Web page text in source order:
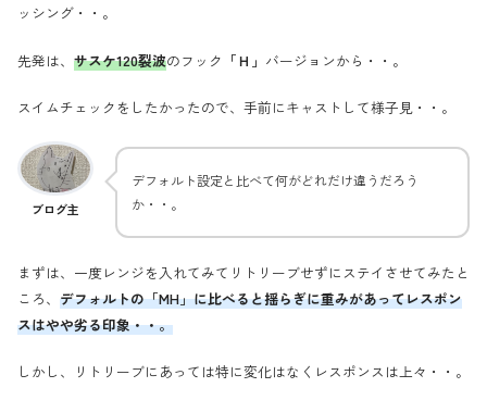
ッシング・・。
先発は、 サスケ120裂波のフック 「Ｈ」 バージョンから・・。
スイムチェックをしたかったので、手前にキャストして様子見・・。
ブログ主
デフォルト設定と比べて何がどれだけ違うだろう
か・・。
まずは、一度レンジを入れてみてリトリーブせずにステイさせてみたと
ころ、 デフォルトの「MH」に比べると揺らぎに重みがあってレスポン
スはやや劣る印象・・。
しかし、リトリーブにあっては特に変化はなくレスポンスは上々・・。